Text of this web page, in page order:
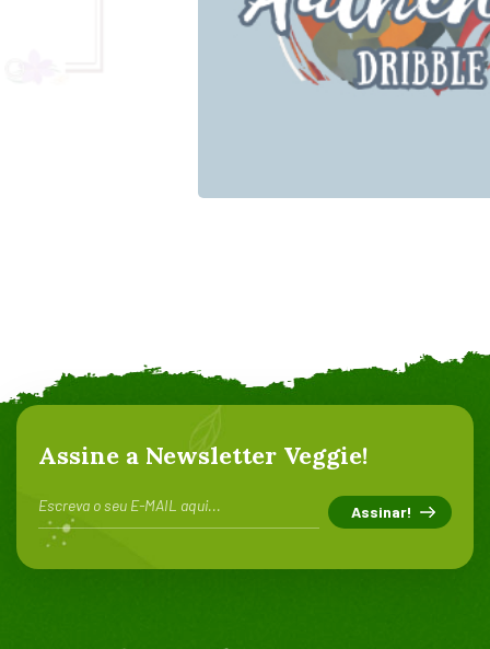
Assine a Newsletter Veggie!